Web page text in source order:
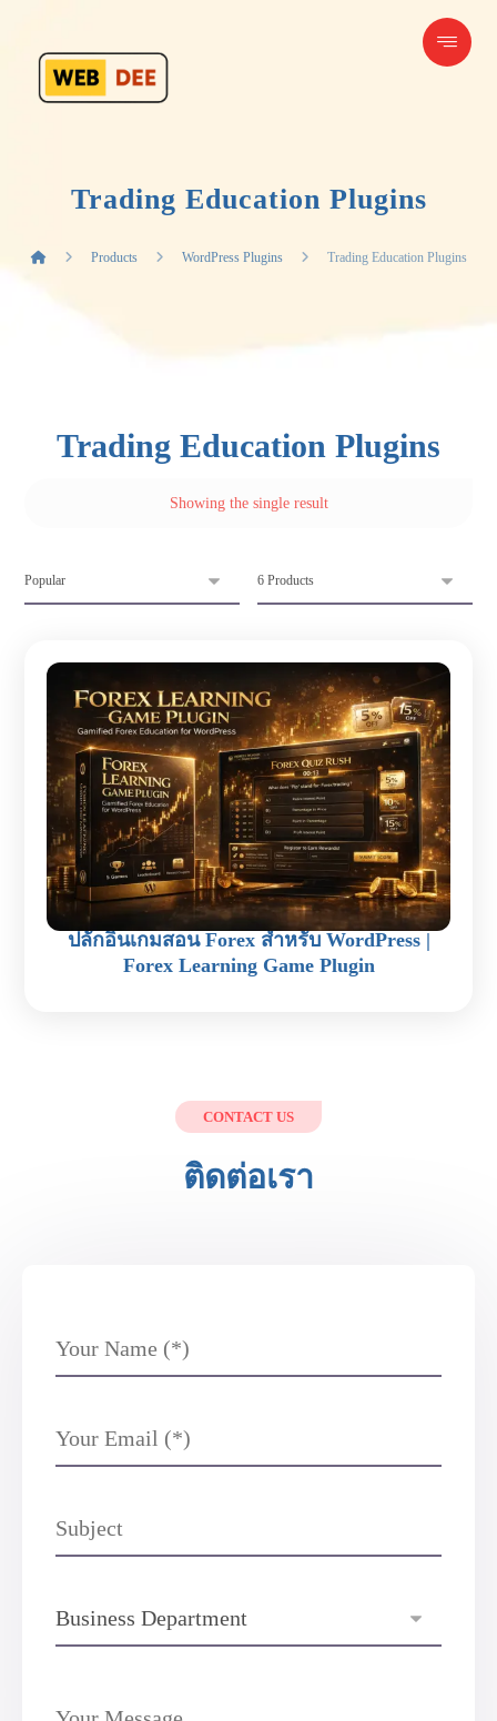
Trading Education Plugins
Products WordPress Plugins Trading Education Plugins
Trading Education Plugins
Showing the single result
ปลั๊กอินเกมสอน Forex สำหรับ WordPress |
Forex Learning Game Plugin
CONTACT US
ติดต่อเรา